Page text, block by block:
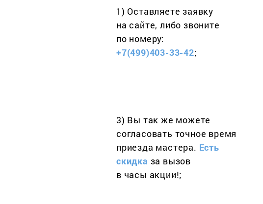
1) Оставляете заявку
на сайте, либо звоните
по номеру:
+7(499)403-33-42;
3) Вы так же можете
согласовать точное время
приезда мастера. Есть
скидка за вызов
в часы акции!;